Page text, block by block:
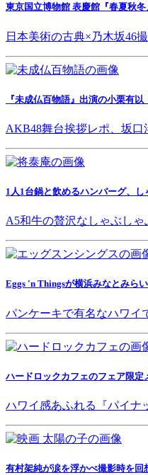
東京国立博物館 表慶館『春夏秋
日本美術の古典×乃木坂46
『未成仏百物語』出演の小栗有
AKB48舞台挨拶レポ、坂口
1人1台鍋と飲めるハンバーグ、し
A5和牛の贅沢なしゃぶし
Eggs 'n Thingsが横浜みなとみらい
パンケーキで有名なハワイ
ハードロックカフェのフェア限定
ハワイ感あふれる『パイナ
有村架純が涙を浮かべ撮影時を回